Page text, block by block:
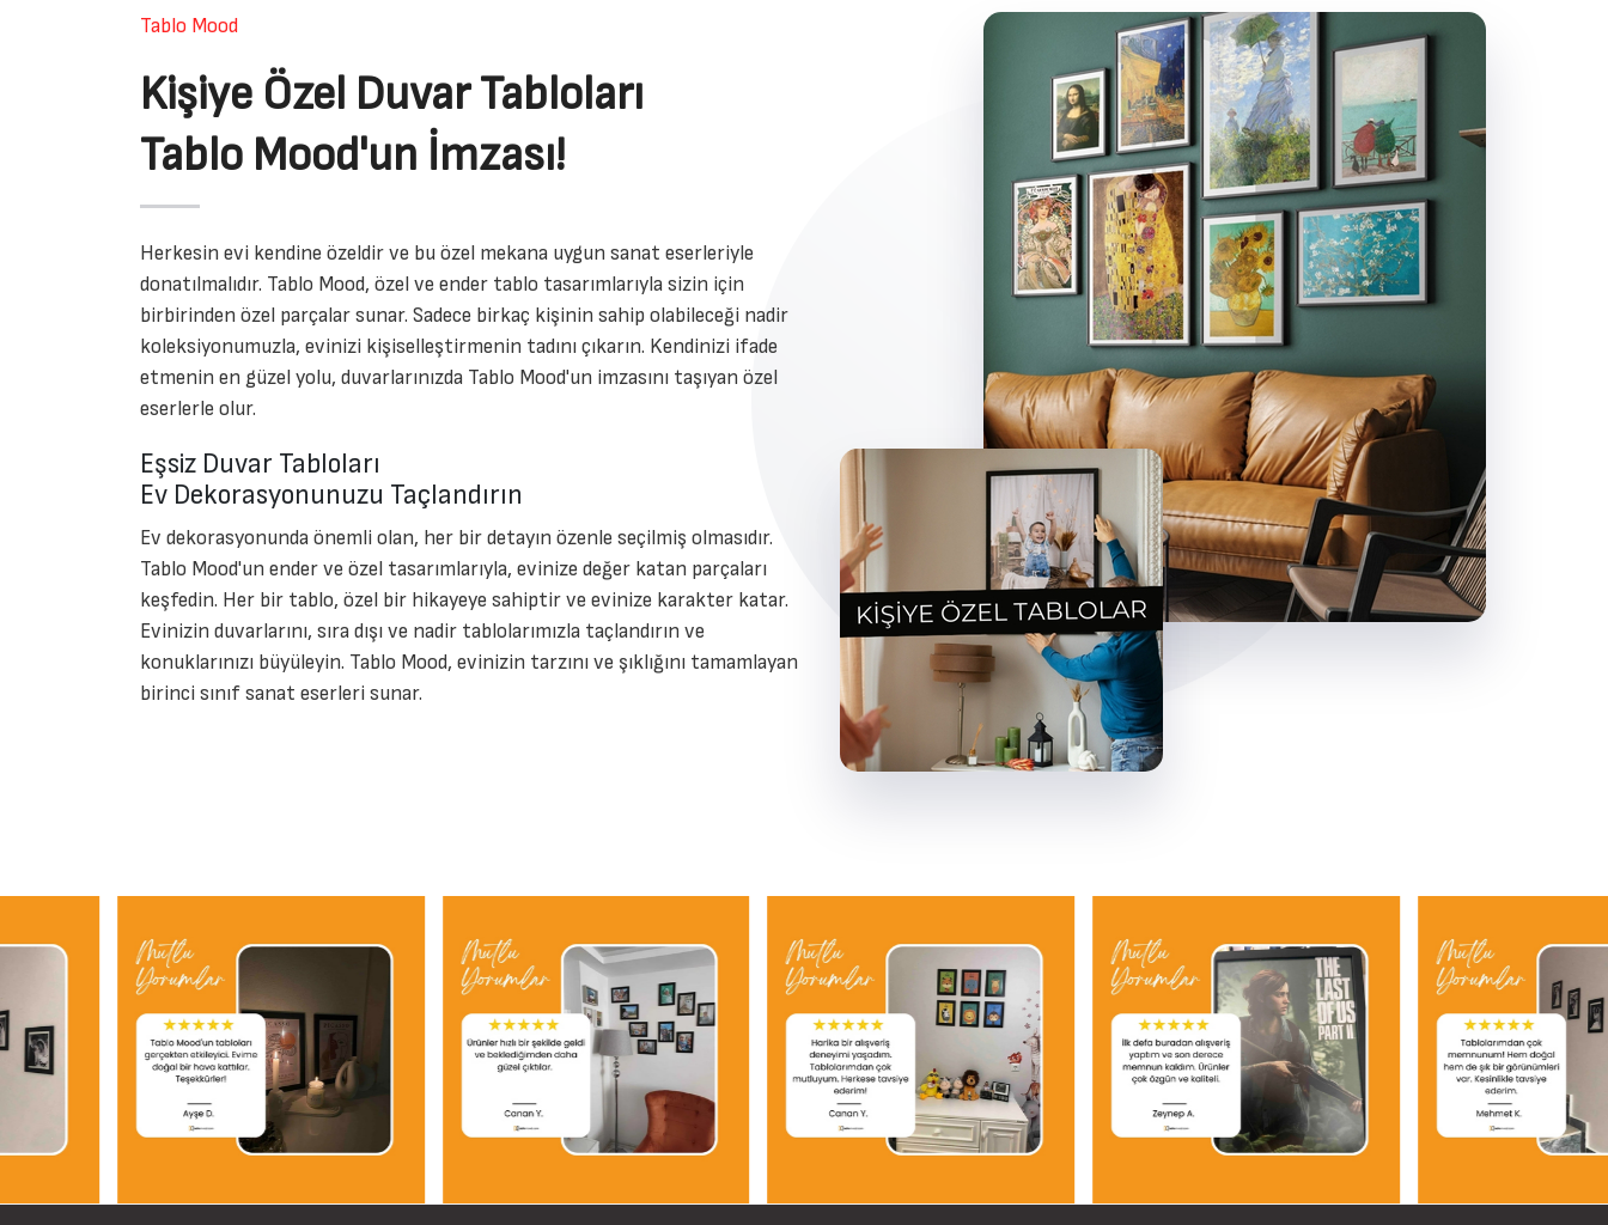
Tablo Mood
Kişiye Özel Duvar Tabloları
Tablo Mood'un İmzası!
Herkesin evi kendine özeldir ve bu özel mekana uygun sanat eserleriyle
donatılmalıdır. Tablo Mood, özel ve ender tablo tasarımlarıyla sizin için
birbirinden özel parçalar sunar. Sadece birkaç kişinin sahip olabileceği nadir
koleksiyonumuzla, evinizi kişiselleştirmenin tadını çıkarın. Kendinizi ifade
etmenin en güzel yolu, duvarlarınızda Tablo Mood'un imzasını taşıyan özel
eserlerle olur.
Eşsiz Duvar Tabloları
Ev Dekorasyonunuzu Taçlandırın
Ev dekorasyonunda önemli olan, her bir detayın özenle seçilmiş olmasıdır.
Tablo Mood'un ender ve özel tasarımlarıyla, evinize değer katan parçaları
keşfedin. Her bir tablo, özel bir hikayeye sahiptir ve evinize karakter katar.
Evinizin duvarlarını, sıra dışı ve nadir tablolarımızla taçlandırın ve
konuklarınızı büyüleyin. Tablo Mood, evinizin tarzını ve şıklığını tamamlayan
birinci sınıf sanat eserleri sunar.